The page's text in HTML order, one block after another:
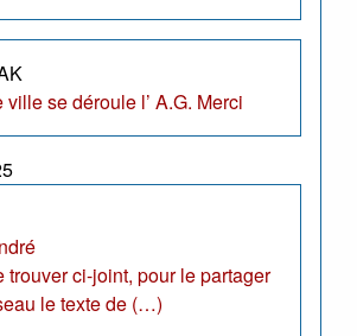
se déroule l’ A.G. Merci
trouver ci-joint, pour le partager
le texte de (…)